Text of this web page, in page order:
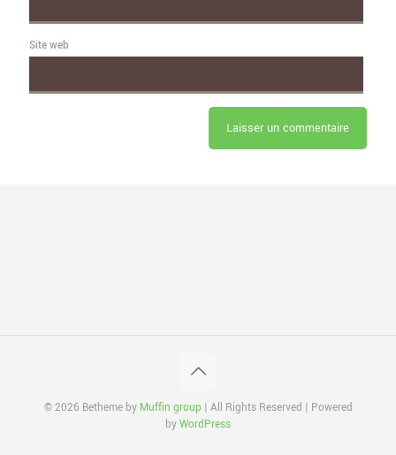
Site web
© 2026 Betheme by Muffin group | All Rights Reserved | Powered
byWordPress